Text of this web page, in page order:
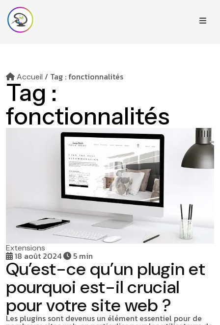
Accueil / Tag : fonctionnalités
Tag :
fonctionnalités
Extensions
18 août 2024 5 min
Qu’est-ce qu’un plugin et
pourquoi est-il crucial
pour votre site web ?
Les plugins sont devenus un élément essentiel pour de